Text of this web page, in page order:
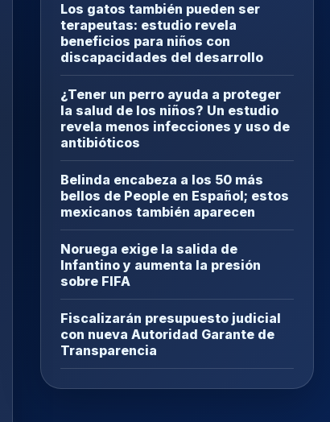
Los gatos también pueden ser
terapeutas: estudio revela
beneficios para niños con
discapacidades del desarrollo
¿Tener un perro ayuda a proteger
la salud de los niños? Un estudio
revela menos infecciones y uso de
antibióticos
Belinda encabeza a los 50 más
bellos de People en Español; estos
mexicanos también aparecen
Noruega exige la salida de
Infantino y aumenta la presión
sobre FIFA
Fiscalizarán presupuesto judicial
con nueva Autoridad Garante de
Transparencia